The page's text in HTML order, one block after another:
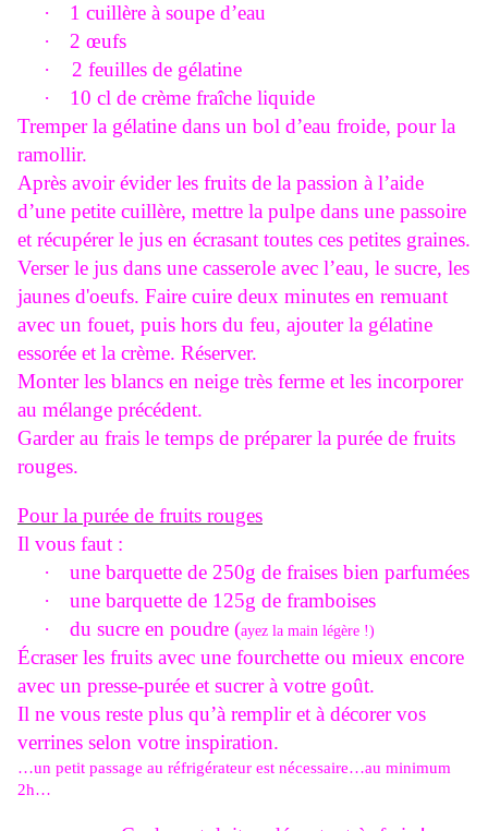
·
1 cuillère à soupe d’eau
·
2 œufs
·
2 feuilles de gélatine
·
10 cl de crème fraîche liquide
Tremper la gélatine dans un bol d’eau froide, pour la
ramollir.
Après avoir évider les fruits de la passion à l’aide
d’une petite cuillère, mettre la pulpe dans une passoire
et récupérer le jus en écrasant toutes ces petites graines.
Verser le jus dans une casserole avec l’eau, le sucre, les
jaunes d'oeufs. Faire cuire deux minutes en remuant
avec un fouet, puis hors du feu, ajouter la gélatine
essorée et la crème. Réserver.
Monter les blancs en neige très ferme et les incorporer
au mélange précédent.
Garder au frais le temps de préparer la purée de fruits
rouges.
Pour la purée de fruits rouges
Il vous faut :
·
une barquette de 250g de fraises bien parfumées
·
une barquette de 125g de framboises
·
du sucre en poudre (ayez la main légère !)
Écraser les fruits avec une fourchette ou mieux encore
avec un presse-purée et sucrer à votre goût.
Il ne vous reste plus qu’à remplir et à décorer vos
verrines selon votre inspiration.
…un petit passage au réfrigérateur est nécessaire…au minimum
2h…